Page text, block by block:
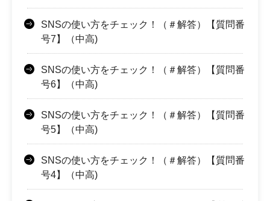
SNSの使い方をチェック！（＃解答）【質問番
号7】（中高)
SNSの使い方をチェック！（＃解答）【質問番
号6】（中高)
SNSの使い方をチェック！（＃解答）【質問番
号5】（中高)
SNSの使い方をチェック！（＃解答）【質問番
号4】（中高)